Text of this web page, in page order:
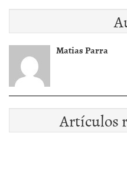
Matias Parra
Artículos